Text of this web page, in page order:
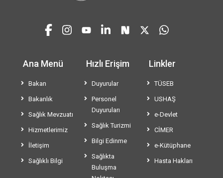
Ana Menü
Bakan
Bakanlık
Sağlık Mevzuatı
Hizmetlerimiz
İletişim
Sağlıklı Bilgi
Hızlı Erişim
Duyurular
Personel
Duyuruları
Sağlık Turizmi
Bilgi Edinme
Sağlıkta
Buluşma
Linkler
TÜSEB
USHAŞ
e-Devlet
CİMER
e-Kütüphane
Hasta Hakları